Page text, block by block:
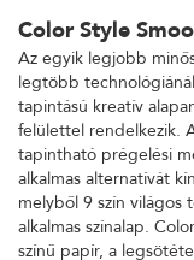
Color Style
Az egyik legjobb
legtöbb
tapintású kreatív
felülettel rendelkezik.
tapintható prégelési
alkalmas alternatívát
melyből 9 szín világos
alkalmas színalap.
színű papír, a